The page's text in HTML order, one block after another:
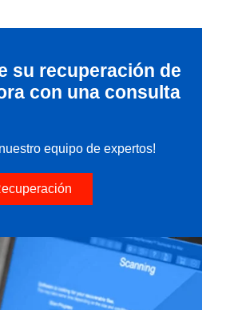
su recuperación de
con una consulta
equipo de expertos!